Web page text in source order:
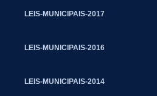
LEIS-MUNICIPAIS-2017
LEIS-MUNICIPAIS-2016
LEIS-MUNICIPAIS-2014